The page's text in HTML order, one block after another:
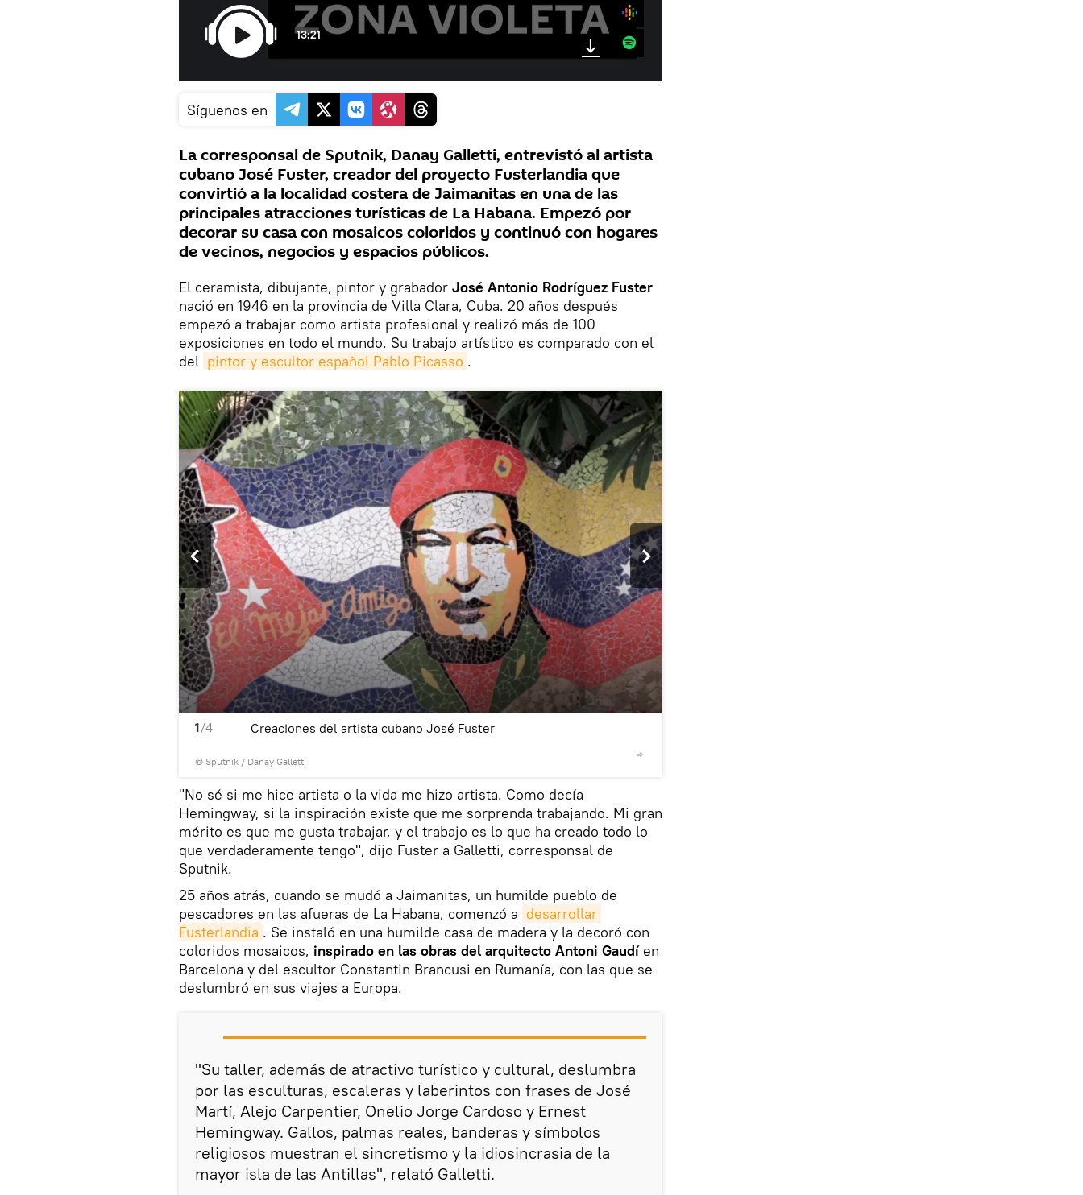
13:21
Google
Spotify
Síguenos en
La corresponsal de Sputnik, Danay Galletti, entrevistó al artista
cubano José Fuster, creador del proyecto Fusterlandia que
convirtió a la localidad costera de Jaimanitas en una de las
principales atracciones turísticas de La Habana. Empezó por
decorar su casa con mosaicos coloridos y continuó con hogares
de vecinos, negocios y espacios públicos.
El ceramista, dibujante, pintor y grabador José Antonio Rodríguez Fuster
nació en 1946 en la provincia de Villa Clara, Cuba. 20 años después
empezó a trabajar como artista profesional y realizó más de 100
exposiciones en todo el mundo. Su trabajo artístico es comparado con el
del pintor y escultor español Pablo Picasso .
1/4
© Sputnik / Danay Galletti
Creaciones del artista cubano José Fuster
"No sé si me hice artista o la vida me hizo artista. Como decía
Hemingway, si la inspiración existe que me sorprenda trabajando. Mi gran
mérito es que me gusta trabajar, y el trabajo es lo que ha creado todo lo
que verdaderamente tengo", dijo Fuster a Galletti, corresponsal de
Sputnik.
25 años atrás, cuando se mudó a Jaimanitas, un humilde pueblo de
pescadores en las afueras de La Habana, comenzó a desarrollar
Fusterlandia . Se instaló en una humilde casa de madera y la decoró con
coloridos mosaicos, inspirado en las obras del arquitecto Antoni Gaudíen
Barcelona y del escultor Constantin Brancusi en Rumanía, con las que se
deslumbró en sus viajes a Europa.
"Su taller, además de atractivo turístico y cultural, deslumbra
por las esculturas, escaleras y laberintos con frases de José
Martí, Alejo Carpentier, Onelio Jorge Cardoso y Ernest
Hemingway. Gallos, palmas reales, banderas y símbolos
religiosos muestran el sincretismo y la idiosincrasia de la
mayor isla de las Antillas", relató Galletti.